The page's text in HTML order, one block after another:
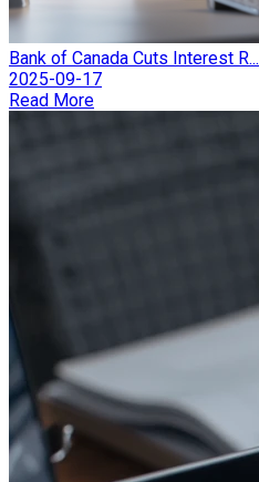
Bank of Canada Cuts Interest R...
2025-09-17
Read More